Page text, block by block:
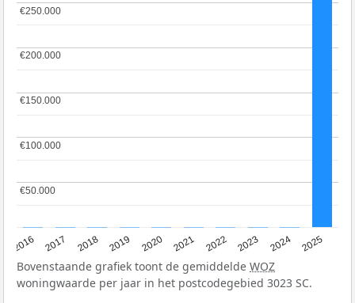
2016 2017 2018 2019 2020 2021 2022 2023 2024 2025
€50.000
€50.000
€100.000
€100.000
€150.000
€150.000
€200.000
€200.000
€250.000
€250.000
Bovenstaande grafiek toont de gemiddelde WOZ
woningwaarde per jaar in het postcodegebied 3023 SC.